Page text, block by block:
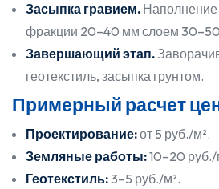
Засыпка гравием.
фракции 20–40 мм слоем
Завершающий этап.
геотекстиль, засыпка грунтом.
Примерный расчет
Проектирование:от 5 руб./м².
Земляные работы:10–20 руб./
Геотекстиль:3–5 руб./м².